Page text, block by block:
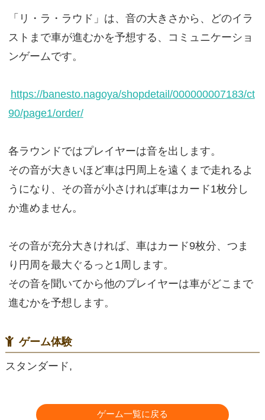
「リ・ラ・ラウド」は、音の大きさから、どのイラ
ストまで車が進むかを予想する、コミュニケーショ
ンゲームです。
https://banesto.nagoya/shopdetail/000000007183/ct
90/page1/order/
各ラウンドではプレイヤーは音を出します。
その音が大きいほど車は円周上を遠くまで走れるよ
うになり、その音が小さければ車はカード1枚分し
か進めません。
その音が充分大きければ、車はカード9枚分、つま
り円周を最大ぐるっと1周します。
その音を聞いてから他のプレイヤーは車がどこまで
進むかを予想します。
ゲーム体験
スタンダード,
ゲーム一覧に戻る